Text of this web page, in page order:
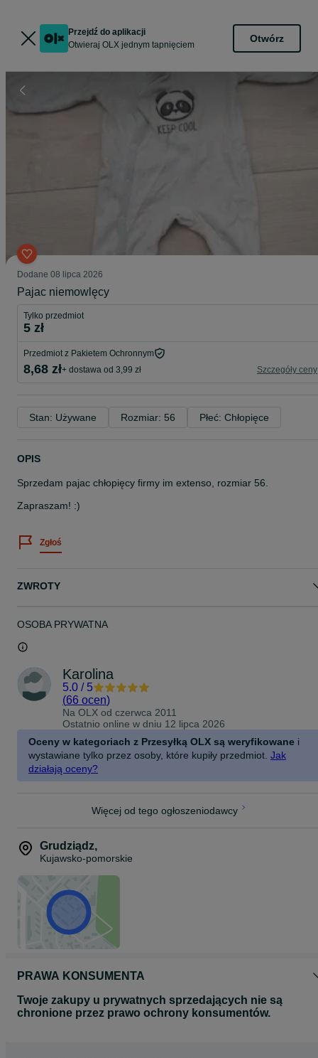
Przejdź do aplikacji
Otwieraj OLX jednym tapnięciem
Otwórz
Dodane 08 lipca 2026
Pajac niemowlęcy
Tylko przedmiot
5 zł
Przedmiot z Pakietem Ochronnym
8,68 zł+ dostawa od 3,99 zł Szczegóły ceny
Stan: Używane Rozmiar: 56 Płeć: Chłopięce
OPIS
Sprzedam pajac chłopięcy firmy im extenso, rozmiar 56.
Zapraszam! :)
Zgłoś
ZWROTY
OSOBA PRYWATNA
Karolina
5.0 / 5
(66 ocen)
Na OLX od czerwca 2011
Ostatnio online w dniu 12 lipca 2026
Oceny w kategoriach z Przesyłką OLX są weryfikowane i
wystawiane tylko przez osoby, które kupiły przedmiot. Jak
działają oceny?
Więcej od tego ogłoszeniodawcy
Grudziądz,
Kujawsko-pomorskie
PRAWA KONSUMENTA
Twoje zakupy u prywatnych sprzedających nie są
chronione przez prawo ochrony konsumentów.